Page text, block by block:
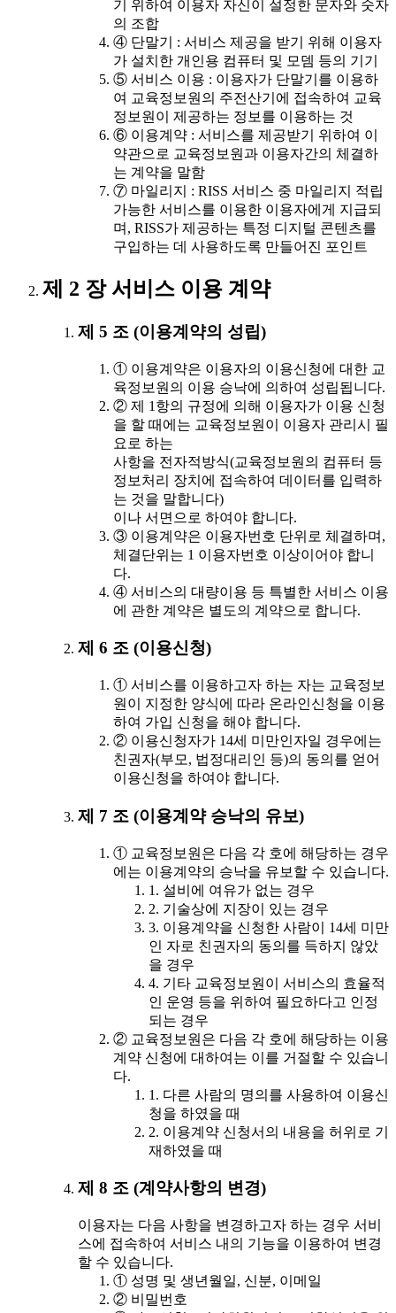
기 위하여 이용자 자신이 설정한 문자와 숫자
의 조합
④ 단말기 : 서비스 제공을 받기 위해 이용자
가 설치한 개인용 컴퓨터 및 모뎀 등의 기기
⑤ 서비스 이용 : 이용자가 단말기를 이용하
여 교육정보원의 주전산기에 접속하여 교육
정보원이 제공하는 정보를 이용하는 것
⑥ 이용계약 : 서비스를 제공받기 위하여 이
약관으로 교육정보원과 이용자간의 체결하
는 계약을 말함
⑦ 마일리지 : RISS 서비스 중 마일리지 적립
가능한 서비스를 이용한 이용자에게 지급되
며, RISS가 제공하는 특정 디지털 콘텐츠를
구입하는 데 사용하도록 만들어진 포인트
제 2 장 서비스 이용 계약
제 5 조 (이용계약의 성립)
① 이용계약은 이용자의 이용신청에 대한 교
육정보원의 이용 승낙에 의하여 성립됩니다.
② 제 1항의 규정에 의해 이용자가 이용 신청
을 할 때에는 교육정보원이 이용자 관리시 필
요로 하는
사항을 전자적방식(교육정보원의 컴퓨터 등
정보처리 장치에 접속하여 데이터를 입력하
는 것을 말합니다)
이나 서면으로 하여야 합니다.
③ 이용계약은 이용자번호 단위로 체결하며,
체결단위는 1 이용자번호 이상이어야 합니
다.
④ 서비스의 대량이용 등 특별한 서비스 이용
에 관한 계약은 별도의 계약으로 합니다.
제 6 조 (이용신청)
① 서비스를 이용하고자 하는 자는 교육정보
원이 지정한 양식에 따라 온라인신청을 이용
하여 가입 신청을 해야 합니다.
② 이용신청자가 14세 미만인자일 경우에는
친권자(부모, 법정대리인 등)의 동의를 얻어
이용신청을 하여야 합니다.
제 7 조 (이용계약 승낙의 유보)
① 교육정보원은 다음 각 호에 해당하는 경우
에는 이용계약의 승낙을 유보할 수 있습니다.
1. 설비에 여유가 없는 경우
2. 기술상에 지장이 있는 경우
3. 이용계약을 신청한 사람이 14세 미만
인 자로 친권자의 동의를 득하지 않았
을 경우
4. 기타 교육정보원이 서비스의 효율적
인 운영 등을 위하여 필요하다고 인정
되는 경우
② 교육정보원은 다음 각 호에 해당하는 이용
계약 신청에 대하여는 이를 거절할 수 있습니
다.
1. 다른 사람의 명의를 사용하여 이용신
청을 하였을 때
2. 이용계약 신청서의 내용을 허위로 기
재하였을 때
제 8 조 (계약사항의 변경)
이용자는 다음 사항을 변경하고자 하는 경우 서비
스에 접속하여 서비스 내의 기능을 이용하여 변경
할 수 있습니다.
① 성명 및 생년월일, 신분, 이메일
② 비밀번호